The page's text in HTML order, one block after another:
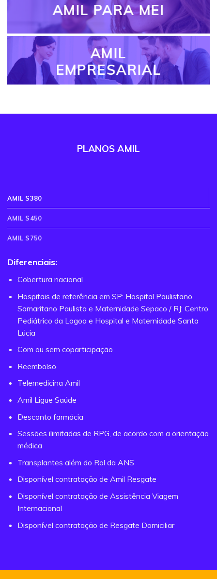
AMIL PARA MEI
AMIL
EMPRESARIAL
PLANOS AMIL
AMIL S380
AMIL S450
AMIL S750
Diferenciais:
Cobertura nacional
Hospitais de referência em SP: Hospital Paulistano,
Samaritano Paulista e Maternidade Sepaco / RJ: Centro
Pediátrico da Lagoa e Hospital e Maternidade Santa
Lúcia
Com ou sem coparticipação
Reembolso
Telemedicina Amil
Amil Ligue Saúde
Desconto farmácia
Sessões ilimitadas de RPG, de acordo com a orientação
médica
Transplantes além do Rol da ANS
Disponível contratação de Amil Resgate
Disponível contratação de Assistência Viagem
Internacional
Disponível contratação de Resgate Domiciliar